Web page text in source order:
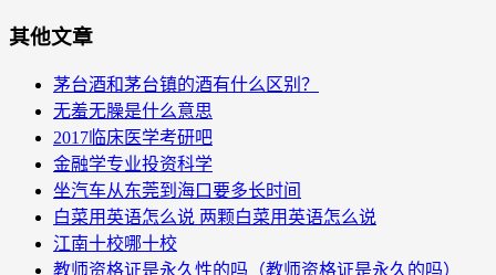
其他文章
茅台酒和茅台镇的酒有什么区别？
无羞无臊是什么意思
2017临床医学考研吧
金融学专业投资科学
坐汽车从东莞到海口要多长时间
白菜用英语怎么说 两颗白菜用英语怎么说
江南十校哪十校
教师资格证是永久性的吗（教师资格证是永久的吗）